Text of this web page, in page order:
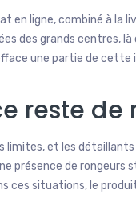
en ligne, combiné à la
des grands centres,
une partie de cette
reste de
limites, et les
présence de
ces situations, le